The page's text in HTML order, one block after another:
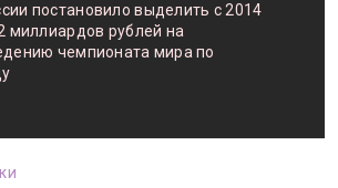
постановило выделить с 2014
миллиардов рублей на
чемпионата мира по